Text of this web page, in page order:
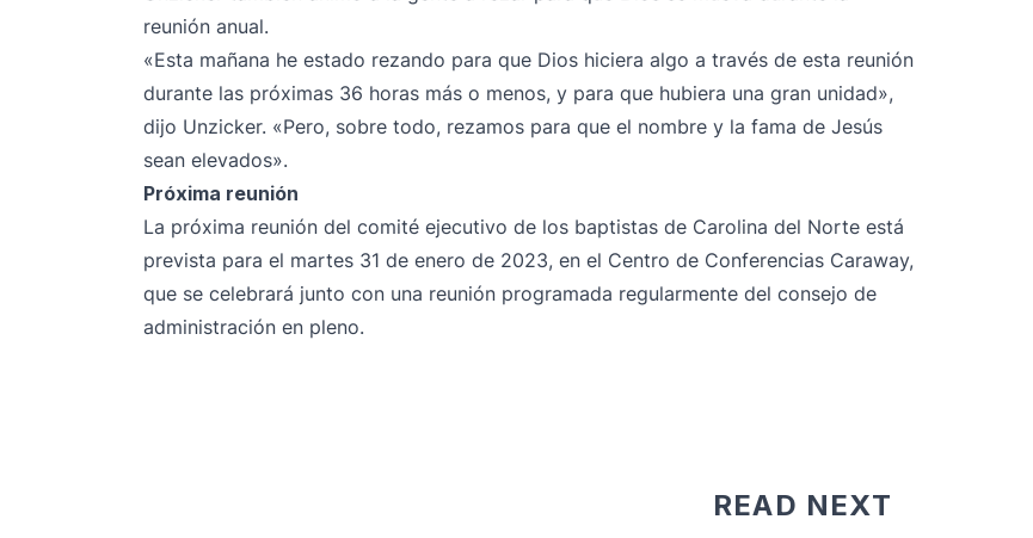
reunión anual.
«Esta mañana he estado rezando para que Dios hiciera algo a través de esta reunión
durante las próximas 36 horas más o menos, y para que hubiera una gran unidad»,
dijo Unzicker. «Pero, sobre todo, rezamos para que el nombre y la fama de Jesús
sean elevados».
Próxima reunión
La próxima reunión del comité ejecutivo de los baptistas de Carolina del Norte está
prevista para el martes 31 de enero de 2023, en el Centro de Conferencias Caraway,
que se celebrará junto con una reunión programada regularmente del consejo de
administración en pleno.
READ NEXT